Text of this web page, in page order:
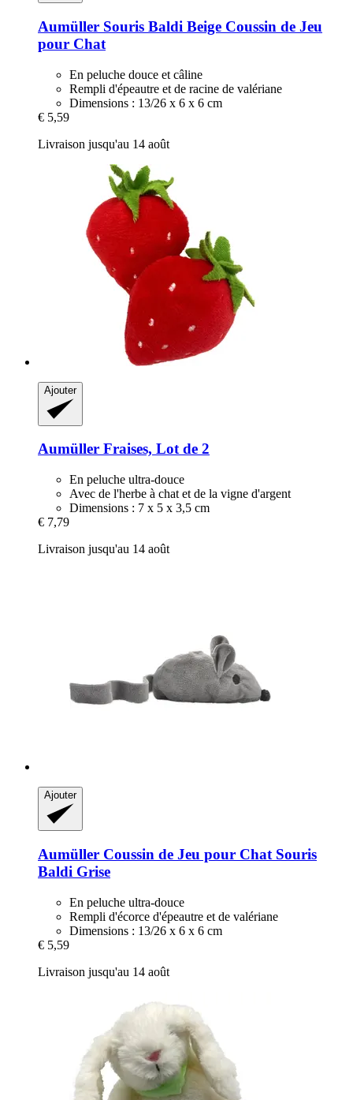
Aumüller Souris Baldi Beige Coussin de Jeu
pour Chat
En peluche douce et câline
Rempli d'épeautre et de racine de valériane
Dimensions : 13/26 x 6 x 6 cm
€ 5,59
Livraison jusqu'au 14 août
Ajouter
Aumüller Fraises, Lot de 2
En peluche ultra-douce
Avec de l'herbe à chat et de la vigne d'argent
Dimensions : 7 x 5 x 3,5 cm
€ 7,79
Livraison jusqu'au 14 août
Ajouter
Aumüller Coussin de Jeu pour Chat Souris
Baldi Grise
En peluche ultra-douce
Rempli d'écorce d'épeautre et de valériane
Dimensions : 13/26 x 6 x 6 cm
€ 5,59
Livraison jusqu'au 14 août